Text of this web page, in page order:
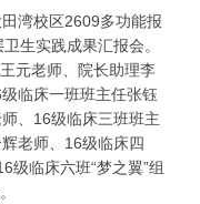
湾校区2609多功能报
生实践成果汇报会。
元老师、院长助理李
临床一班班主任张钰
、16级临床三班班主
老师、16级临床四
级临床六班“梦之翼”组